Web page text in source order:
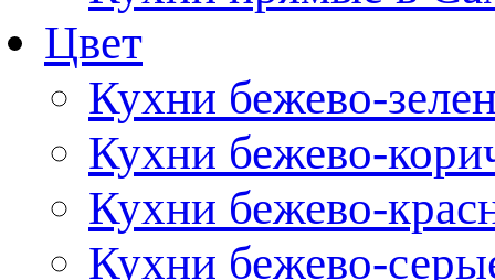
Цвет
Кухни бежево-
Кухни бежево-
Кухни бежево-
Кухни бежево-